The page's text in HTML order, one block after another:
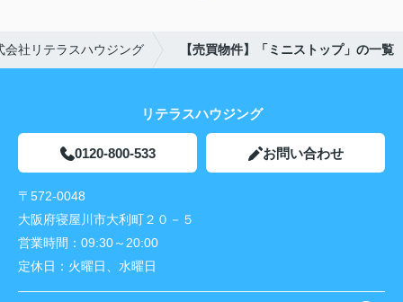
会社リテラスハウジング 【売買物件】「ミニストップ」の一覧
リテラスハウジング
0120-800-533 お問い合わせ
〒572-0048
大阪府寝屋川市大利町２０－５
営業時間： 09:30～20:00
定休日： 火曜日、水曜日